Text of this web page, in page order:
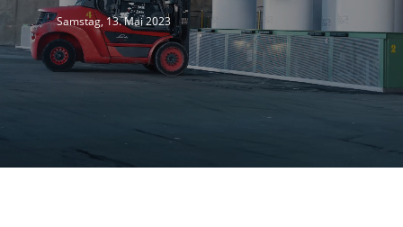
Samstag, 13. Mai 2023